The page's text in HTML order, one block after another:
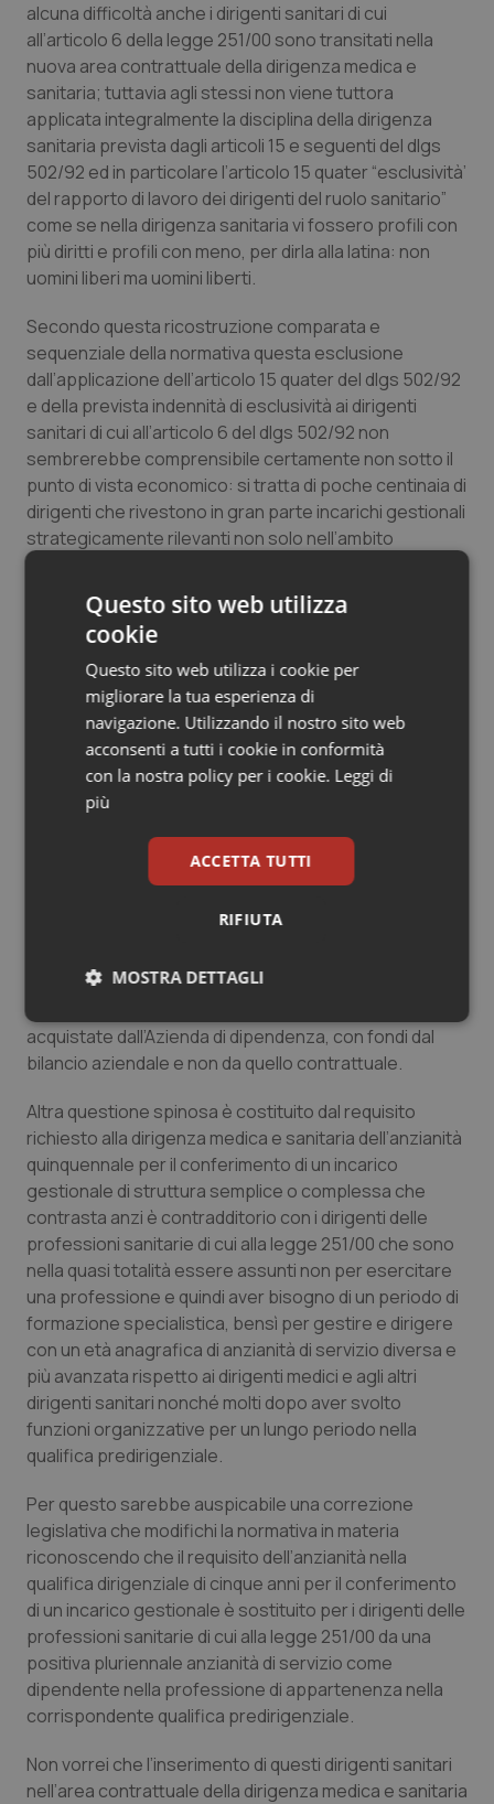
alcuna difficoltà anche i dirigenti sanitari di cui
all’articolo 6 della legge 251/00 sono transitati nella
nuova area contrattuale della dirigenza medica e
sanitaria; tuttavia agli stessi non viene tuttora
applicata integralmente la disciplina della dirigenza
sanitaria prevista dagli articoli 15 e seguenti del dlgs
502/92 ed in particolare l’articolo 15 quater “esclusività’
del rapporto di lavoro dei dirigenti del ruolo sanitario”
come se nella dirigenza sanitaria vi fossero profili con
più diritti e profili con meno, per dirla alla latina: non
uomini liberi ma uomini liberti.
Secondo questa ricostruzione comparata e
sequenziale della normativa questa esclusione
dall’applicazione dell’articolo 15 quater del dlgs 502/92
e della prevista indennità di esclusività ai dirigenti
sanitari di cui all’articolo 6 del dlgs 502/92 non
sembrerebbe comprensibile certamente non sotto il
punto di vista economico: si tratta di poche centinaia di
dirigenti che rivestono in gran parte incarichi gestionali
strategicamente rilevanti non solo nell’ambito
trasversale ad esempio direttori di distretto o nella
stessa Direzione Aziendale come in Emilia Romagna e
altre Regioni si stanno orientando in tal senso.
Riguardo l’obiezione se gli esercenti le professioni
sanitarie di cui alla richiamata legge 251/00 all’interno
del rapporto di lavoro di dipendenza non dirigenziale
possano svolgere attività libero professionale o meno
è bene tener conto che oltre ad svolgere attività di
della dirigenza medica e sanitaria, la può svolgere in
modalità di rapporto di lavoro a tempo parziale, e se
legge bollette” dall’Azienda Sanitaria anche per i
aggiuntive regolamentate a livello regionale sono
acquistate dall’Azienda di dipendenza, con fondi dal
bilancio aziendale e non da quello contrattuale.
Altra questione spinosa è costituito dal requisito
richiesto alla dirigenza medica e sanitaria dell’anzianità
quinquennale per il conferimento di un incarico
gestionale di struttura semplice o complessa che
contrasta anzi è contradditorio con i dirigenti delle
professioni sanitarie di cui alla legge 251/00 che sono
nella quasi totalità essere assunti non per esercitare
una professione e quindi aver bisogno di un periodo di
formazione specialistica, bensì per gestire e dirigere
con un età anagrafica di anzianità di servizio diversa e
più avanzata rispetto ai dirigenti medici e agli altri
dirigenti sanitari nonché molti dopo aver svolto
funzioni organizzative per un lungo periodo nella
qualifica predirigenziale.
Per questo sarebbe auspicabile una correzione
legislativa che modifichi la normativa in materia
riconoscendo che il requisito dell’anzianità nella
qualifica dirigenziale di cinque anni per il conferimento
di un incarico gestionale è sostituito per i dirigenti delle
professioni sanitarie di cui alla legge 251/00 da una
positiva pluriennale anzianità di servizio come
dipendente nella professione di appartenenza nella
corrispondente qualifica predirigenziale.
Non vorrei che l’inserimento di questi dirigenti sanitari
nell’area contrattuale della dirigenza medica e sanitaria
Questo sito web utilizza
cookie
Questo sito web utilizza i cookie per
migliorare la tua esperienza di
navigazione. Utilizzando il nostro sito web
acconsenti a tutti i cookie in conformità
con la nostra policy per i cookie. Leggi di
più
ACCETTA TUTTI
RIFIUTA
MOSTRA DETTAGLI
Necessari Statistici Marketing
Necessari
I cookie necessari contribuiscono a rendere fruibile il
sito web abilitandone funzionalità di base quali la
navigazione sulle pagine e l'accesso alle aree
protette del sito. Il sito web non è in grado di
funzionare correttamente senza questi cookie.
Nome
Fornitore/Dominio
VISITOR_PRIVACY_METADATA
YouTube
.youtube.com
CookieScriptConsent
CookieScript